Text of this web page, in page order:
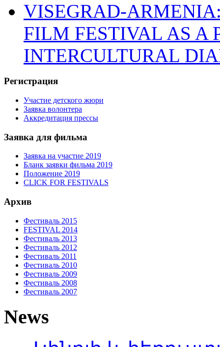
VISEGRAD-
FILM FESTIVAL AS A
INTERCULTURAL
Регистрация
Участие детского жюри
Заявка волонтера
Аккредитация прессы
Заявка для фильма
Заявка на участие 2019
Бланк заявки фильма 2019
Положение 2019
CLICK FOR FESTIVALS
Архив
Фестиваль 2015
FESTIVAL 2014
Фестиваль 2013
Фестиваль 2012
Фестиваль 2011
Фестиваль 2010
Фестиваль 2009
Фестиваль 2008
Фестиваль 2007
News